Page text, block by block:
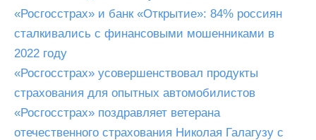
«Росгосстрах» и банк «Открытие»: 84% россиян
сталкивались с финансовыми мошенниками в
2022 году
«Росгосстрах» усовершенствовал продукты
страхования для опытных автомобилистов
«Росгосстрах» поздравляет ветерана
отечественного страхования Николая Галагузу с